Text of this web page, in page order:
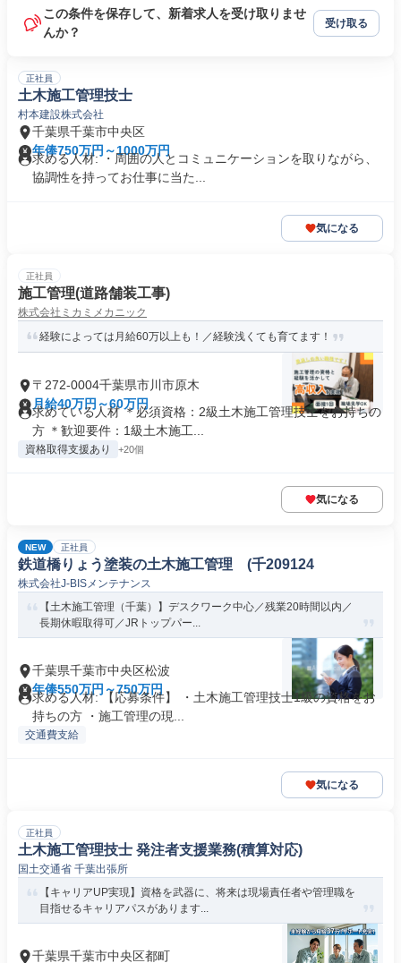
この条件を保存して、新着求人を受け取りませ
んか？
受け取る
正社員
土木施工管理技士
村本建設株式会社
千葉県千葉市中央区
年俸750万円～1000万円
求める人材: ・周囲の人とコミュニケーションを取りながら、
協調性を持ってお仕事に当た...
気になる
正社員
施工管理(道路舗装工事)
株式会社ミカミメカニック
経験によっては月給60万以上も！／経験浅くても育てます！
〒272-0004千葉県市川市原木
月給40万円～60万円
求めている人材 ＊必須資格：2級土木施工管理技士をお持ちの
方 ＊歓迎要件：1級土木施工...
資格取得支援あり +20個
気になる
NEW 正社員
鉄道橋りょう塗装の土木施工管理 (千209124
株式会社J-BISメンテナンス
【土木施工管理（千葉）】デスクワーク中心／残業20時間以内／
長期休暇取得可／JRトップパー...
千葉県千葉市中央区松波
年俸550万円～750万円
求める人材: 【応募条件】 ・土木施工管理技士1級の資格をお
持ちの方 ・施工管理の現...
交通費支給
気になる
正社員
土木施工管理技士 発注者支援業務(積算対応)
国土交通省 千葉出張所
【キャリアUP実現】資格を武器に、将来は現場責任者や管理職を
目指せるキャリアパスがあります...
千葉県千葉市中央区都町